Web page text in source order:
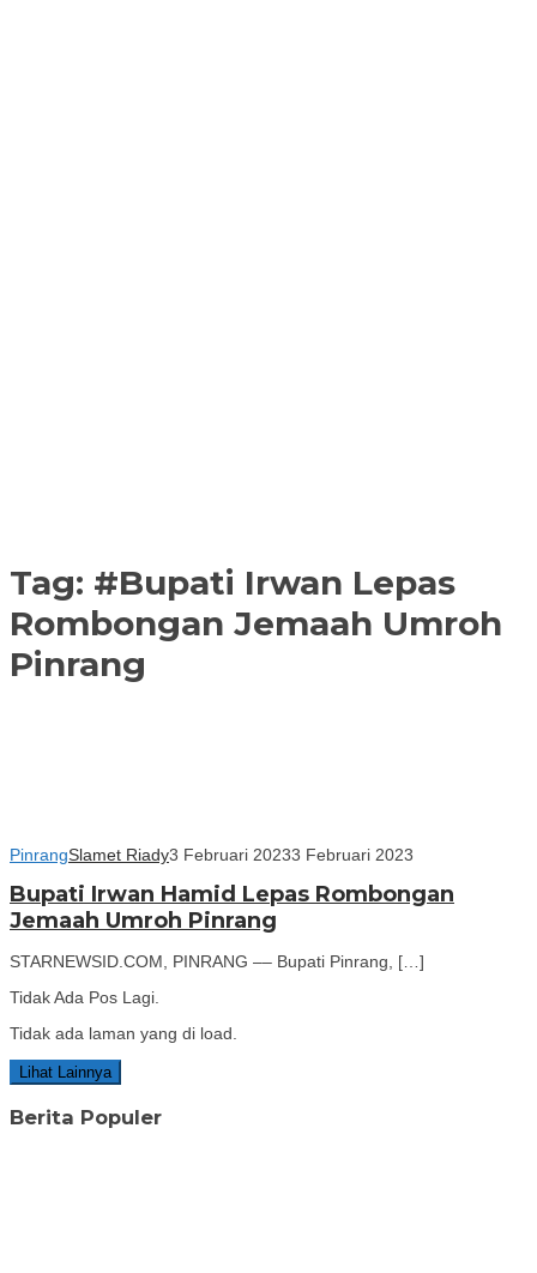
Tag: #Bupati Irwan Lepas
Rombongan Jemaah Umroh
Pinrang
PinrangSlamet Riady3 Februari 20233 Februari 2023
Bupati Irwan Hamid Lepas Rombongan
Jemaah Umroh Pinrang
STARNEWSID.COM, PINRANG –– Bupati Pinrang, […]
Tidak Ada Pos Lagi.
Tidak ada laman yang di load.
Lihat Lainnya
Berita Populer